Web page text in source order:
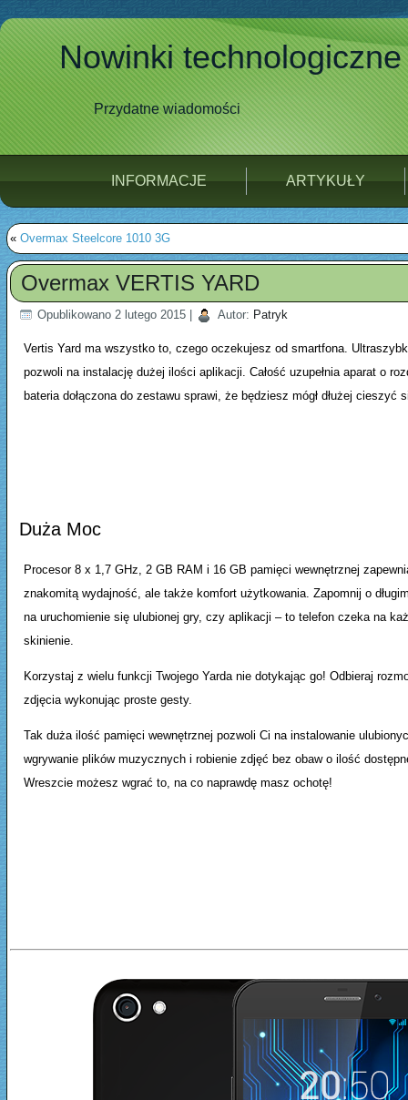
Nowinki technologiczne
Przydatne wiadomości
INFORMACJE ARTYKUŁY
« Overmax Steelcore 1010 3G
Overmax VERTIS YARD
Opublikowano 2 lutego 2015 Autor: Patryk
Vertis Yard ma wszystko to, czego oczekujesz od smartfona.
pozwoli na instalację dużej ilości aplikacji. Całość uzupełnia aparat o
bateria dołączona do zestawu sprawi, że będziesz mógł dłużej
Duża Moc
Procesor 8 x 1,7 GHz, 2 GB RAM i 16 GB pamięci wewnętrznej
znakomitą wydajność, ale także komfort użytkowania. Zapomnij o
na uruchomienie się ulubionej gry, czy aplikacji – to telefon czeka na
skinienie.
Korzystaj z wielu funkcji Twojego Yarda nie dotykając go! Odbieraj
zdjęcia wykonując proste gesty.
Tak duża ilość pamięci wewnętrznej pozwoli Ci na instalowanie
wgrywanie plików muzycznych i robienie zdjęć bez obaw o ilość
Wreszcie możesz wgrać to, na co naprawdę masz ochotę!